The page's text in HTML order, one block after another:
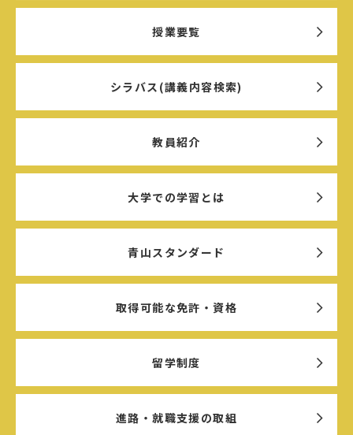
授業要覧
シラバス(講義内容検索)
教員紹介
大学での学習とは
青山スタンダード
取得可能な免許・資格
留学制度
進路・就職支援の取組